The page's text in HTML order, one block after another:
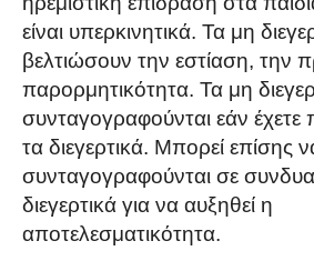
είναι υπερκινητικά. Τα μη
βελτιώσουν την εστίαση, την
παρορμητικότητα. Τα μη
συνταγογραφούνται εάν έχετε
τα διεγερτικά. Μπορεί επίσης
συνταγογραφούνται σε
διεγερτικά για να αυξηθεί η
αποτελεσματικότητα.